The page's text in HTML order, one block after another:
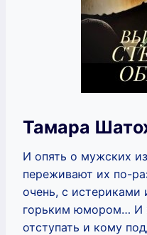
Тамара
И опять о мужских
переживают их по-
очень, с истериками
горьким юмором… И
отступать и кому